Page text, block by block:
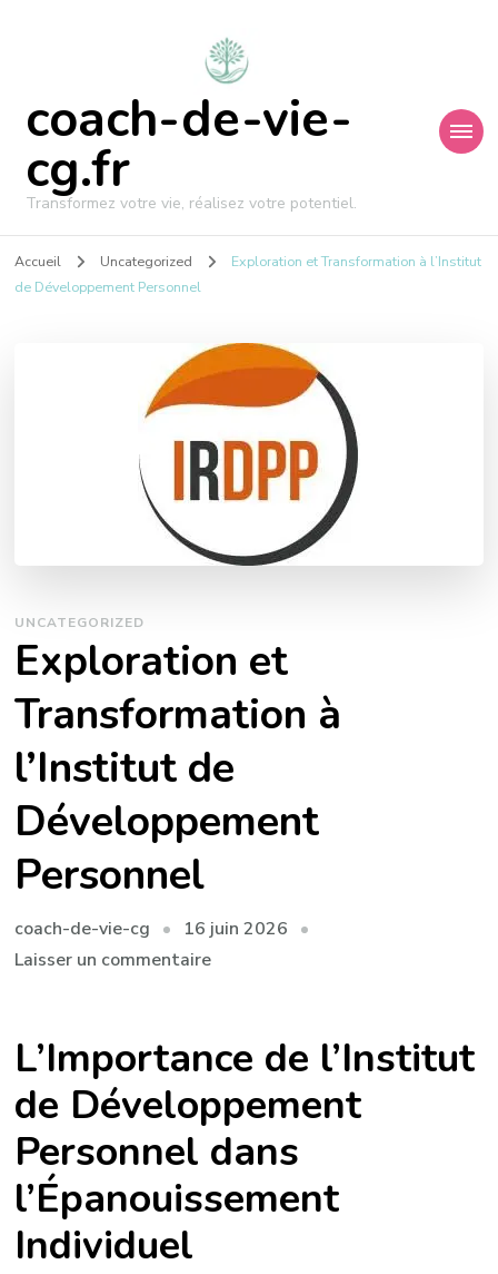
coach-de-vie-
cg.fr
Transformez votre vie, réalisez votre potentiel.
Accueil Uncategorized
Exploration et Transformation à l’Institut
de Développement Personnel
UNCATEGORIZED
Exploration et
Transformation à
l’Institut de
Développement
Personnel
coach-de-vie-cg
16 juin 2026
Laisser un commentairesur
Transformation
à
l’Institut
de
Développement
Personnel
L’Importance de l’Institut
de Développement
Personnel dans
l’Épanouissement
Individuel